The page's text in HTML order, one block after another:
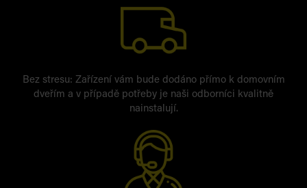
Bez stresu: Zařízení vám bude dodáno přímo k domovním
dveřím a v případě potřeby je naši odborníci kvalitně
nainstalují.